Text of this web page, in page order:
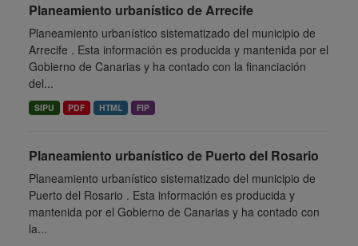
Planeamiento urbanístico de Arrecife
Planeamiento urbanístico sistematizado del municipio de
Arrecife . Esta información es producida y mantenida por el
Gobierno de Canarias y ha contado con la financiación
del...
SIPU PDF HTML FIP
Planeamiento urbanístico de Puerto del Rosario
Planeamiento urbanístico sistematizado del municipio de
Puerto del Rosario . Esta información es producida y
mantenida por el Gobierno de Canarias y ha contado con
la...